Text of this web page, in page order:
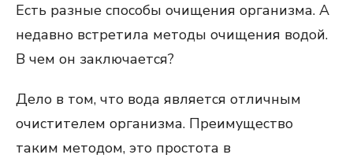
Есть разные способы очищения организма. А
недавно встретила методы очищения водой.
В чем он заключается?
Дело в том, что вода является отличным
очистителем организма. Преимущество
таким методом, это простота в